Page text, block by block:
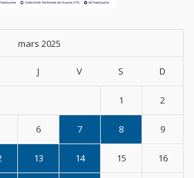
mars 2025
J V S D
1 2
6 7 8 9
13 14 15 16